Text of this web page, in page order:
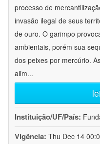
processo de
invasão ilegal de seus
de ouro. O garimpo
ambientais, porém sua
dos peixes por mercúrio.
alim...
Instituição/UF/País:
Vigência: Thu Dec 14